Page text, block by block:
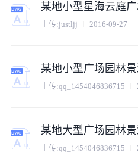
某地小型星海云庭
上传:justljj 2016-09-27
某地小型广场园林
上传:qq_1454046836715
某地大型广场园林景
上传:qq_1454046836715